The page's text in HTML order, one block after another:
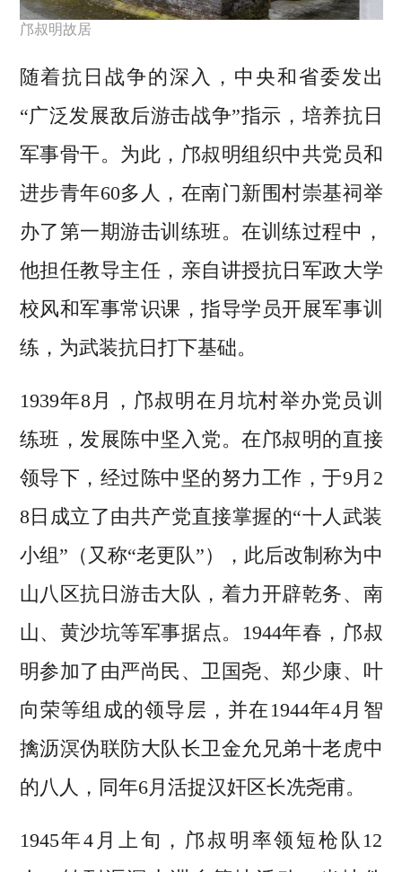
邝叔明故居
随着抗日战争的深入，中央和省委发出
“广泛发展敌后游击战争”指示，培养抗日
军事骨干。为此，邝叔明组织中共党员和
进步青年60多人，在南门新围村崇基祠举
办了第一期游击训练班。在训练过程中，
他担任教导主任，亲自讲授抗日军政大学
校风和军事常识课，指导学员开展军事训
练，为武装抗日打下基础。
1939年8月，邝叔明在月坑村举办党员训
练班，发展陈中坚入党。在邝叔明的直接
领导下，经过陈中坚的努力工作，于9月2
8日成立了由共产党直接掌握的“十人武装
小组”（又称“老更队”），此后改制称为中
山八区抗日游击大队，着力开辟乾务、南
山、黄沙坑等军事据点。1944年春，邝叔
明参加了由严尚民、卫国尧、郑少康、叶
向荣等组成的领导层，并在1944年4月智
擒沥溟伪联防大队长卫金允兄弟十老虎中
的八人，同年6月活捉汉奸区长冼尧甫。
1945年4月上旬，邝叔明率领短枪队12